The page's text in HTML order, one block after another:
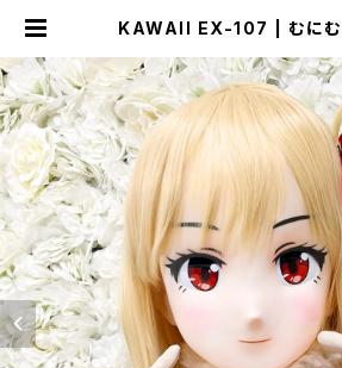
KAWAII EX-107 | むにむ